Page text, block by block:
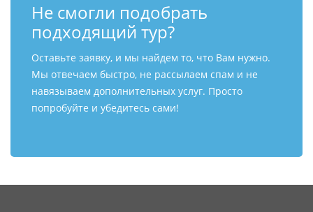
Не смогли подобрать
подходящий тур?
Оставьте заявку, и мы найдем то, что Вам нужно.
Мы отвечаем быстро, не рассылаем спам и не
навязываем дополнительных услуг. Просто
попробуйте и убедитесь сами!